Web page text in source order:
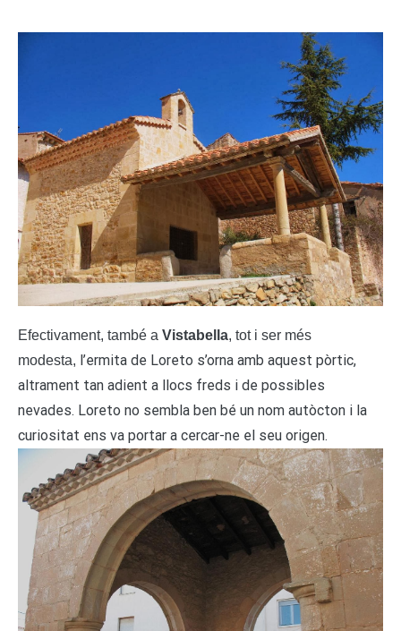
Efectivament, també a Vistabella, tot i ser més
modesta, l’ermita de Loreto s’orna amb aquest pòrtic,
altrament tan adient a llocs freds i de possibles
nevades. Loreto no sembla ben bé un nom autòcton i la
curiositat ens va portar a cercar-ne el seu origen.